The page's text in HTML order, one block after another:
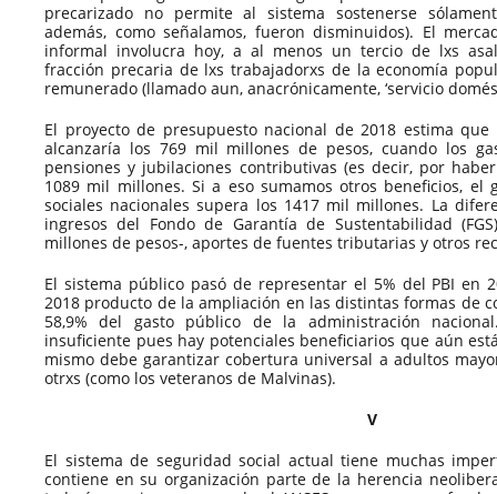
precarizado no permite al sistema sostenerse
además, como señalamos, fueron disminuidos). El
informal involucra hoy, a al menos un tercio de lxs
fracción precaria de lxs trabajadorxs de la economía
remunerado (llamado aun, anacrónicamente, ‘servicio
El proyecto de presupuesto nacional de 2018 estima
alcanzaría los 769 mil millones de pesos, cuando los
pensiones y jubilaciones contributivas (es decir, por
1089 mil millones. Si a eso sumamos otros beneficios, el
sociales nacionales supera los 1417 mil millones. La
ingresos del Fondo de Garantía de Sustentabilidad
millones de pesos-, aportes de fuentes tributarias y otros
El sistema público pasó de representar el 5% del PBI en
2018 producto de la ampliación en las distintas formas de
58,9% del gasto público de la administración
insuficiente pues hay potenciales beneficiarios que aún
mismo debe garantizar cobertura universal a adultos
otrxs (como los veteranos de Malvinas).
V
El sistema de seguridad social actual tiene muchas
contiene en su organización parte de la herencia